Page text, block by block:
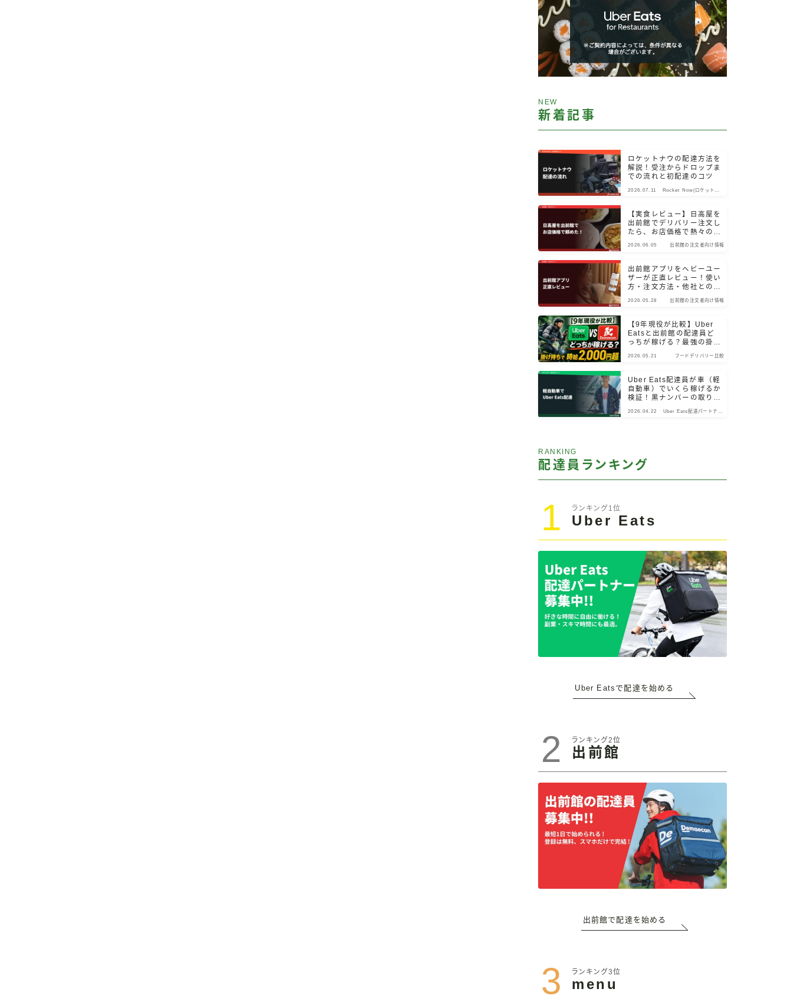
NEW
新着記事
ロケットナウの配達方法を
解説！受注からドロップま
での流れと初配達のコツ
2026.07.11
Rocket Now(ロケットナ
【実食レビュー】日高屋を
出前館でデリバリー注文し
たら、お店価格で熱々のま
2026.06.05 出前館の注文者向け情報
出前館アプリをヘビーユー
ザーが正直レビュー！使い
方・注文方法・他社との違
2026.05.28 出前館の注文者向け情報
【9年現役が比較】Uber
Eatsと出前館の配達員ど
っちが稼げる？最強の掛け
2026.05.21 フードデリバリー比較
Uber Eats配達員が車（軽
自動車）でいくら稼げるか
検証！黒ナンバーの取り
2026.04.22
Uber Eats配達パートナー
RANKING
配達員ランキング
1 ランキング1位
Uber Eats
Uber Eatsで配達を始める
2 ランキング2位
出前館
出前館で配達を始める
3 ランキング3位
menu